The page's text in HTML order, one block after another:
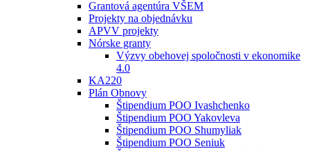
Grantová agentúra VŠEM
Projekty na objednávku
APVV projekty
Nórske granty
Výzvy obehovej spoločnosti v ekonomike
4.0
KA220
Plán Obnovy
Štipendium POO Ivashchenko
Štipendium POO Yakovleva
Štipendium POO Shumyliak
Štipendium POO Seniuk